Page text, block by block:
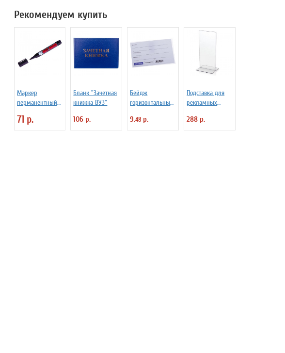
Рекомендуем купить
Маркер
перманентный
черный,
пулевидный,
71 р.
Бланк "Зачетная
книжка ВУЗ"
106 р.
Бейдж
горизонтальный
клипсой и
булавкой
9.48 р.
Подставка для
рекламных
BRAUBERG,
размер 10*21 см
288 р.